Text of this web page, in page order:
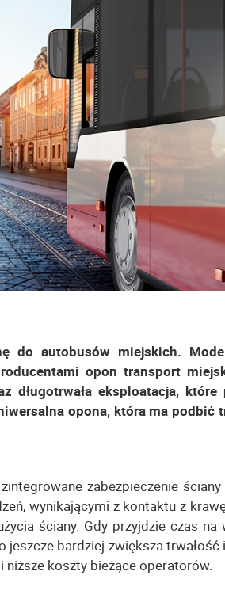
do autobusów miejskich.
opon transport
długotrwała eksploatacja, które
opona, która ma podbić
zabezpieczenie ściany
wynikającymi z kontaktu z
ściany. Gdy przyjdzie czas na
bardziej zwiększa trwałość
koszty bieżące operatorów.